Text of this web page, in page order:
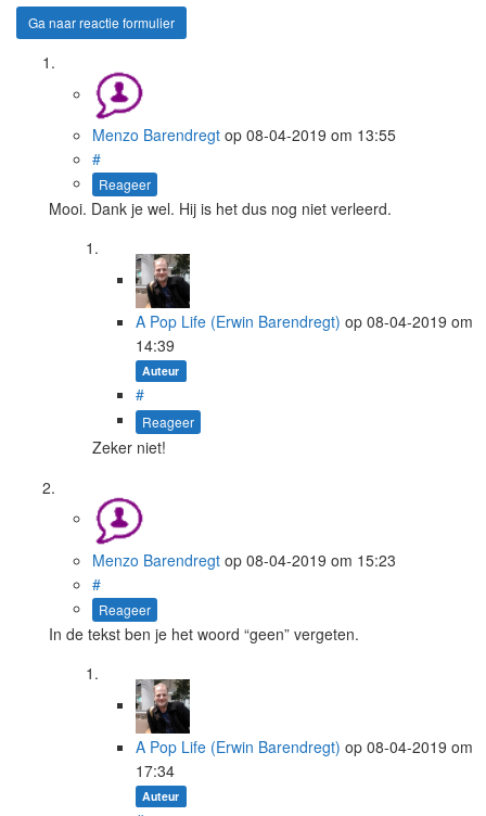
Ga naar reactie formulier
Menzo Barendregt op 08-04-2019 om 13:55
#
Reageer
Mooi. Dank je wel. Hij is het dus nog niet verleerd.
A Pop Life (Erwin Barendregt) op 08-04-2019 om
14:39
Auteur
#
Reageer
Zeker niet!
Menzo Barendregt op 08-04-2019 om 15:23
#
Reageer
In de tekst ben je het woord “geen” vergeten.
A Pop Life (Erwin Barendregt) op 08-04-2019 om
17:34
Auteur